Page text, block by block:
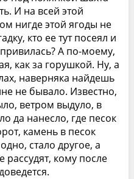
И на всей этой
нигде этой ягоды не
кто ее тут посеял и
А по-моему,
как за горушкой. Ну, а
наверняка найдешь
не бывало. Известно,
ветром выдуло, в
да нанесло, где песок
камень в песок
стало другое, а
рассудят, кому после